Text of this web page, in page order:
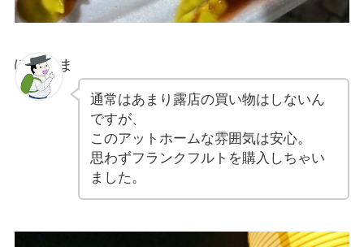
ぽちゃま
通常はあまり露店の買い物はしないん
ですが、
このアットホームな雰囲気は安心。
思わずフランクフルトを購入しちゃい
ました。